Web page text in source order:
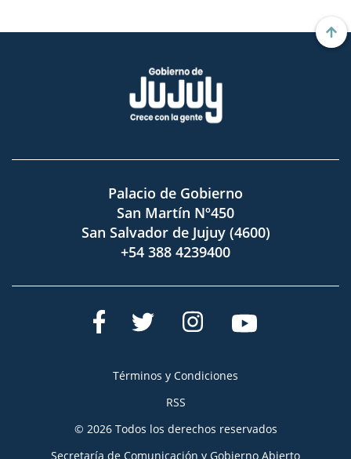
Palacio de Gobierno
San Martín Nº450
San Salvador de Jujuy (4600)
+54 388 4239400
Términos y Condiciones
RSS
© 2026 Todos los derechos reservados
Secretaría de Comunicación y Gobierno Abierto